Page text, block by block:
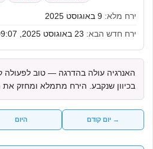
ירח מלא:
ירח חדש הבא:
האנרגיה עולה בהדרגה — טוב לפעולה
בכיוון שנקבע. הירח מתמלא ומחזק את
→ יום קודם היום